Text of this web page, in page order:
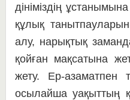
дініміздің
құлық
алу, нарықтық
қойған мақсатына
жету. Ер-аза­мат­пен
осылайша уа­қыттың